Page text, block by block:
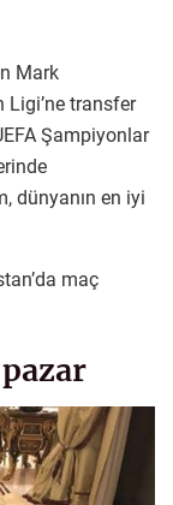
Mark
Ligi’ne transfer
Şampiyonlar
dünyanın en iyi
maç